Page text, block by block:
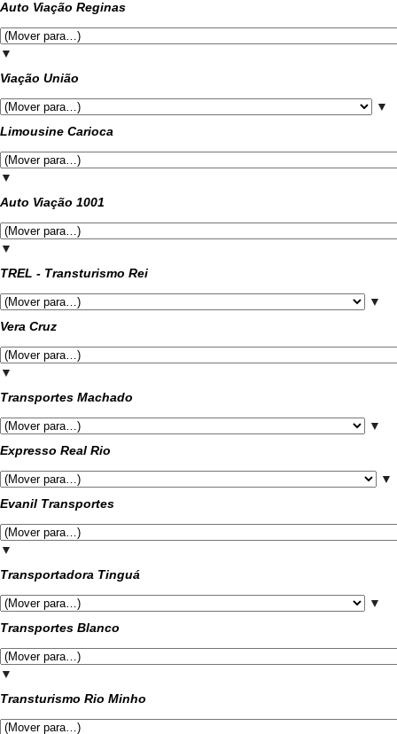
Auto Viação Reginas
▼
Viação União
▼
Limousine Carioca
▼
Auto Viação 1001
▼
TREL - Transturismo Rei
▼
Vera Cruz
▼
Transportes Machado
▼
Expresso Real Rio
▼
Evanil Transportes
▼
Transportadora Tinguá
▼
Transportes Blanco
▼
Transturismo Rio Minho